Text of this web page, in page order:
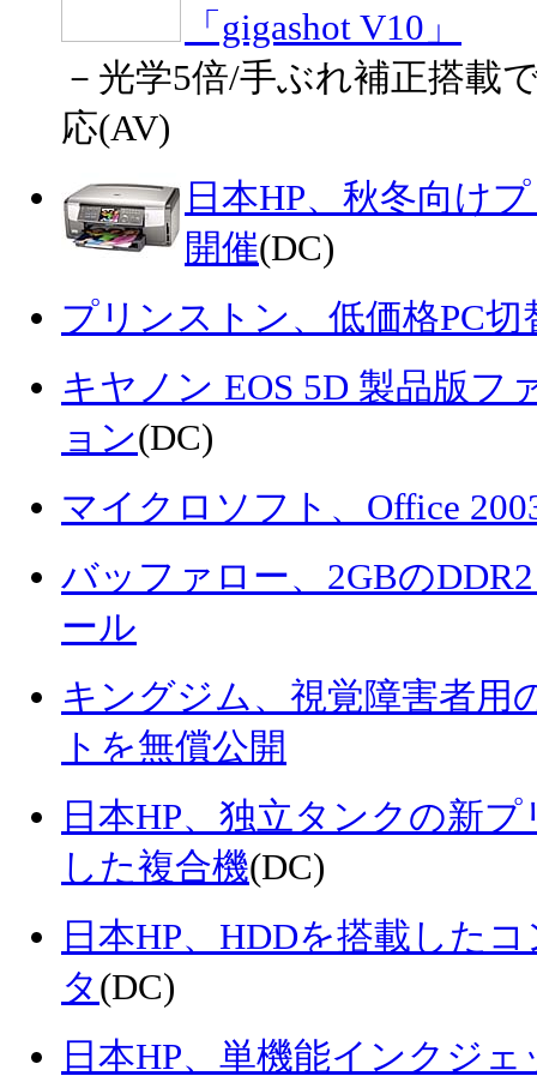
「gigashot V10」
－光学5倍/手ぶれ補正搭載
応(AV)
日本HP、秋冬向け
開催(DC)
プリンストン、低価格PC切
キヤノン EOS 5D 製品版フ
ョン(DC)
マイクロソフト、Office
バッファロー、2GBの
ール
キングジム、視覚障害者用
トを無償公開
日本HP、独立タンクの新
した複合機(DC)
日本HP、HDDを搭載した
タ (DC)
日本HP、単機能インクジ